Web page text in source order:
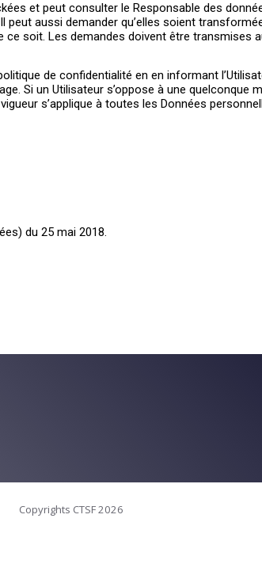
et peut consulter le Responsable des
aussi demander qu’elles soient
soit. Les demandes doivent être transmises
de confidentialité en en informant
Si un Utilisateur s’oppose à une
s’applique à toutes les Données
du 25 mai 2018.
Copyrights CTSF 2026